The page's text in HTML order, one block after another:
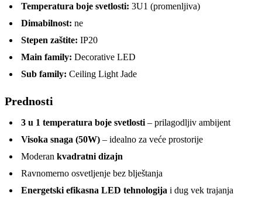
Temperatura boje svetlosti: 3U1 (promenljiva)
Dimabilnost: ne
Stepen zaštite: IP20
Main family: Decorative LED
Sub family: Ceiling Light Jade
Prednosti
3 u 1 temperatura boje svetlosti – prilagodljiv ambijent
Visoka snaga (50W) – idealno za veće prostorije
Moderan kvadratni dizajn
Ravnomerno osvetljenje bez blještanja
Energetski efikasna LED tehnologija i dug vek trajanja